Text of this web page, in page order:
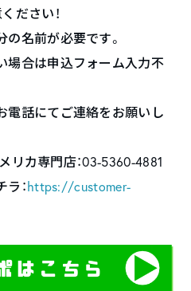
ださい！
名前が必要です。
場合は申込フォーム入力不
電話にてご連絡をお願いし
リカ専門店：03-5360-4881
：https://customer-